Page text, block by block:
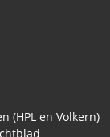
(HPL en Volkern)